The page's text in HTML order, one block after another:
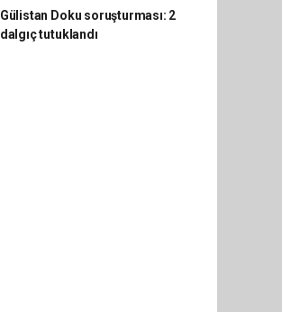
Gülistan Doku soruşturması: 2
dalgıç tutuklandı